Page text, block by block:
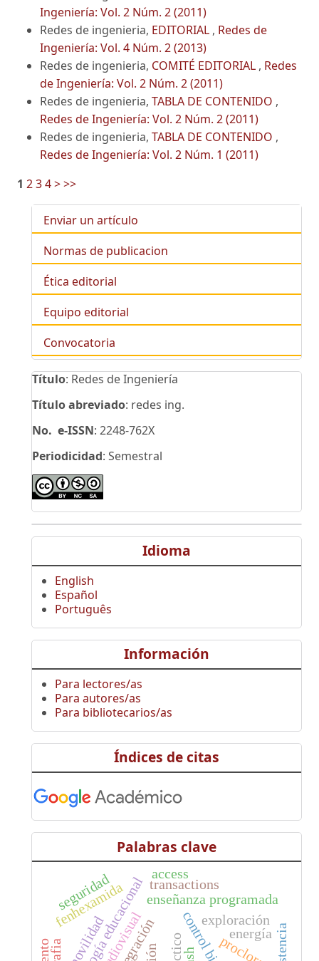
Ingeniería: Vol. 2 Núm. 2 (2011)
Redes de ingenieria, EDITORIAL , Redes de
Ingeniería: Vol. 4 Núm. 2 (2013)
Redes de ingenieria, COMITÉ EDITORIAL , Redes
de Ingeniería: Vol. 2 Núm. 2 (2011)
Redes de ingenieria, TABLA DE CONTENIDO ,
Redes de Ingeniería: Vol. 2 Núm. 2 (2011)
Redes de ingenieria, TABLA DE CONTENIDO ,
Redes de Ingeniería: Vol. 2 Núm. 1 (2011)
1 234>>>
Enviar un artículo
Normas de publicacion
Ética editorial
Equipo editorial
Convocatoria
Título: Redes de Ingeniería
Título abreviado: redes ing.
No. e-ISSN: 2248-762X
Periodicidad: Semestral
Idioma
English
Español
Português
Información
Para lectores/as
Para autores/as
Para bibliotecarios/as
Índices de citas
Palabras clave
tecnología educacionalenseñanza programada
fenhexamida exploración
energía
movilidad
seguridad transactions
access